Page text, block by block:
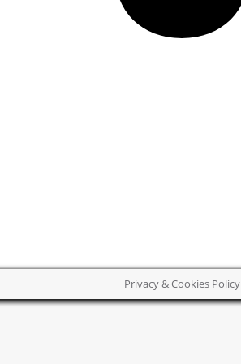
Privacy & Cookies Policy